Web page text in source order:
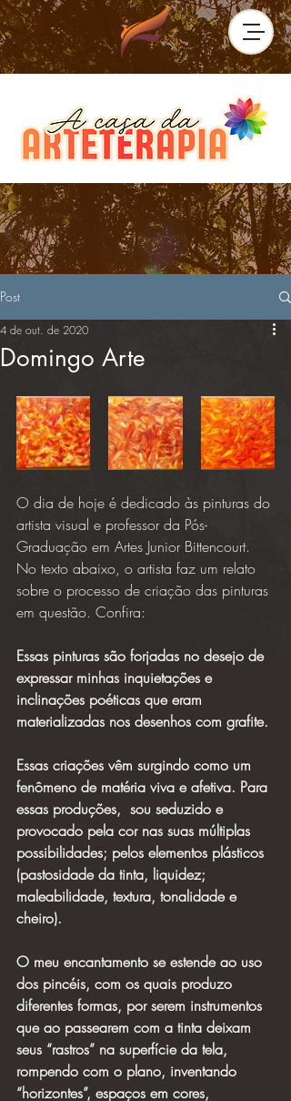
Post
Domingo Arte
4 de out. de 2020
O dia de hoje é dedicado às pinturas do
artista visual e professor da Pós-
Graduação em Artes Junior Bittencourt.
No texto abaixo, o artista faz um relato
sobre o processo de criação das pinturas
em questão. Confira:
Essas pinturas são forjadas no desejo de
expressar minhas inquietações e
inclinações poéticas que eram
materializadas nos desenhos com grafite.
Essas criações vêm surgindo como um
fenômeno de matéria viva e afetiva. Para
essas produções,  sou seduzido e
provocado pela cor nas suas múltiplas
possibilidades; pelos elementos plásticos
(pastosidade da tinta, liquidez;
maleabilidade, textura, tonalidade e
cheiro).
O meu encantamento se estende ao uso
dos pincéis, com os quais produzo
diferentes formas, por serem instrumentos
que ao passearem com a tinta deixam
seus “rastros” na superfície da tela,
rompendo com o plano, inventando
“horizontes”, espaços em cores,